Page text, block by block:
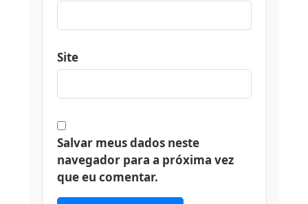
Site
Salvar meus dados neste
navegador para a próxima vez
que eu comentar.